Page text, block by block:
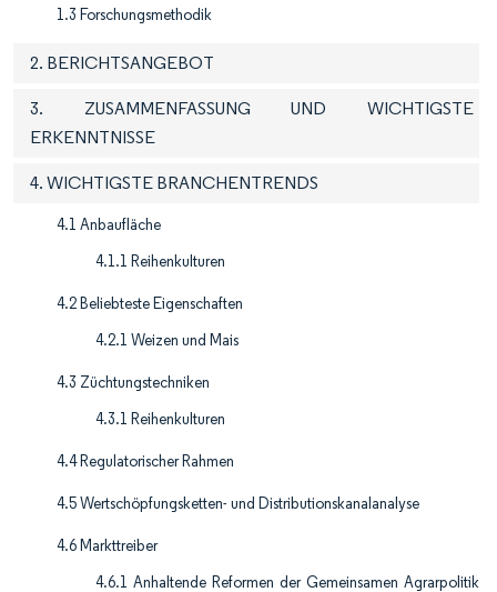
1.3 Forschungsmethodik
2. BERICHTSANGEBOT
3. ZUSAMMENFASSUNG UND WICHTIGSTE
ERKENNTNISSE
4. WICHTIGSTE BRANCHENTRENDS
4.1 Anbaufläche
4.1.1 Reihenkulturen
4.2 Beliebteste Eigenschaften
4.2.1 Weizen und Mais
4.3 Züchtungstechniken
4.3.1 Reihenkulturen
4.4 Regulatorischer Rahmen
4.5 Wertschöpfungsketten- und Distributionskanalanalyse
4.6 Markttreiber
4.6.1 Anhaltende Reformen der Gemeinsamen Agrarpolitik